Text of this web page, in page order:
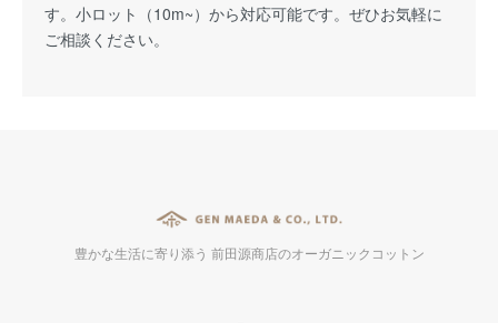
す。小ロット（10m~）から対応可能です。ぜひお気軽に
ご相談ください。
豊かな生活に寄り添う 前田源商店のオーガニックコットン